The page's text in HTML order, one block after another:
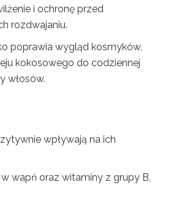
i ochronę przed
rozdwajaniu.
poprawia wygląd kosmyków,
kokosowego do codziennej
włosów.
wpływają na ich
wapń oraz witaminy z grupy B,